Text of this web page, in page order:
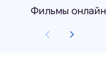
Фильмы онлайн